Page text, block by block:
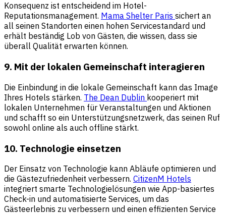
Konsequenz ist entscheidend im Hotel-
Reputationsmanagement. Mama Shelter Paris sichert an
all seinen Standorten einen hohen Servicestandard und
erhält beständig Lob von Gästen, die wissen, dass sie
überall Qualität erwarten können.
9. Mit der lokalen Gemeinschaft interagieren
Die Einbindung in die lokale Gemeinschaft kann das Image
Ihres Hotels stärken. The Dean Dublin kooperiert mit
lokalen Unternehmen für Veranstaltungen und Aktionen
und schafft so ein Unterstützungsnetzwerk, das seinen Ruf
sowohl online als auch offline stärkt.
10. Technologie einsetzen
Der Einsatz von Technologie kann Abläufe optimieren und
die Gästezufriedenheit verbessern. CitizenM Hotels
integriert smarte Technologielösungen wie App-basiertes
Check-in und automatisierte Services, um das
Gästeerlebnis zu verbessern und einen effizienten Service